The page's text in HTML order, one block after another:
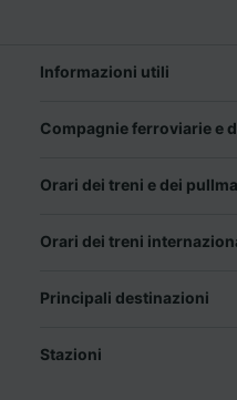
Informazioni utili
Compagnie ferroviarie e
Orari dei treni e dei
Orari dei treni
Principali destinazioni
Stazioni